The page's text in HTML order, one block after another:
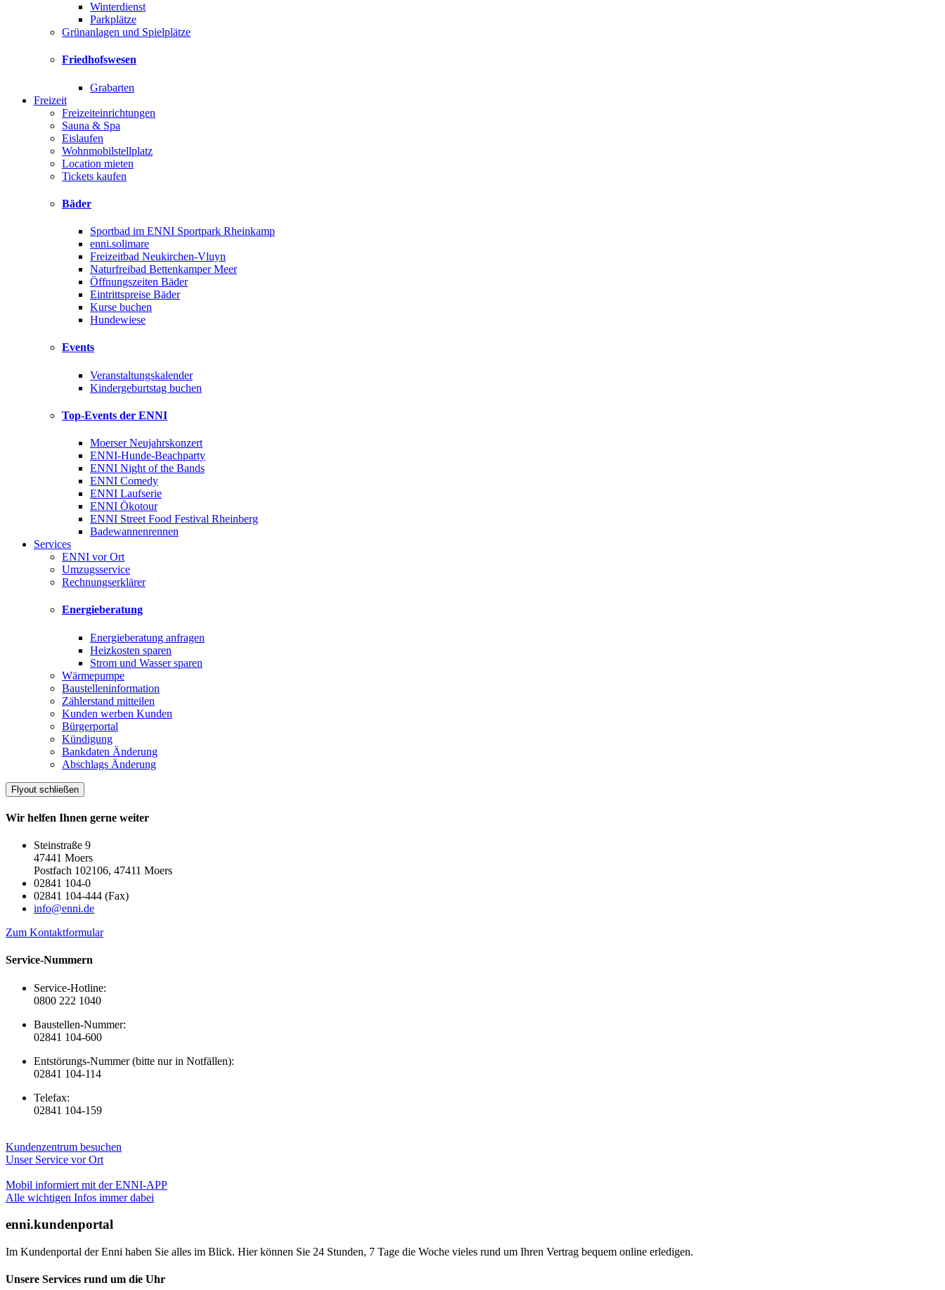
Winterdienst
Parkplätze
Grünanlagen und Spielplätze
Friedhofswesen
Grabarten
Freizeit
Freizeiteinrichtungen
Sauna & Spa
Eislaufen
Wohnmobilstellplatz
Location mieten
Tickets kaufen
Bäder
Sportbad im ENNI Sportpark Rheinkamp
enni.solimare
Freizeitbad Neukirchen-Vluyn
Naturfreibad Bettenkamper Meer
Öffnungszeiten Bäder
Eintrittspreise Bäder
Kurse buchen
Hundewiese
Events
Veranstaltungskalender
Kindergeburtstag buchen
Top-Events der ENNI
Moerser Neujahrskonzert
ENNI-Hunde-Beachparty
ENNI Night of the Bands
ENNI Comedy
ENNI Laufserie
ENNI Ökotour
ENNI Street Food Festival Rheinberg
Badewannenrennen
Services
ENNI vor Ort
Umzugsservice
Rechnungserklärer
Energieberatung
Energieberatung anfragen
Heizkosten sparen
Strom und Wasser sparen
Wärmepumpe
Baustelleninformation
Zählerstand mitteilen
Kunden werben Kunden
Bürgerportal
Kündigung
Bankdaten Änderung
Abschlags Änderung
Flyout schließen
Wir helfen Ihnen gerne weiter
Steinstraße 9
47441 Moers
Postfach 102106, 47411 Moers
02841 104-0
02841 104-444 (Fax)
info@enni.de
Zum Kontaktformular
Service-Nummern
Service-Hotline:
0800 222 1040
Baustellen-Nummer:
02841 104-600
Entstörungs-Nummer (bitte nur in Notfällen):
02841 104-114
Telefax:
02841 104-159
Kundenzentrum besuchen
Unser Service vor Ort
Mobil informiert mit der ENNI-APP
Alle wichtigen Infos immer dabei
enni.kundenportal
Im Kundenportal der Enni haben Sie alles im Blick. Hier können Sie 24 Stunden, 7 Tage die Woche vieles rund um Ihren Vertrag bequem online erledigen.
Unsere Services rund um die Uhr